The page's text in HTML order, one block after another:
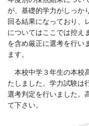
が、基礎的学力がしっか
回る結果になっており、
についてはここでは控え
を含め厳正に選考を行い
ます。
本校中学３年生の本校
たしました。学力試験は
選考判定を行いました。
て下さい。